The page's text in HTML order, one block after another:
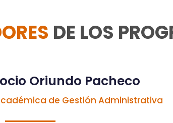
DE LOS
Oriundo Pacheco
de Gestión Administrativa